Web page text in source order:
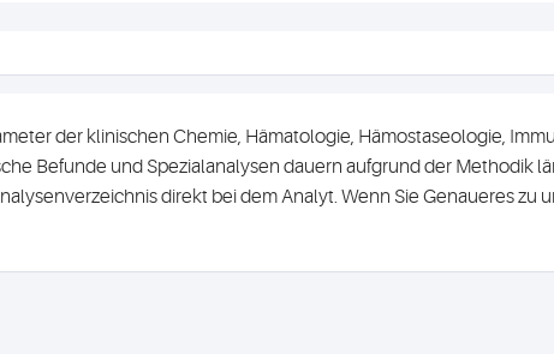
der klinischen Chemie, Hämatologie, Hämostaseologie,
Befunde und Spezialanalysen dauern aufgrund der Methodik
direkt bei dem Analyt. Wenn Sie Genaueres